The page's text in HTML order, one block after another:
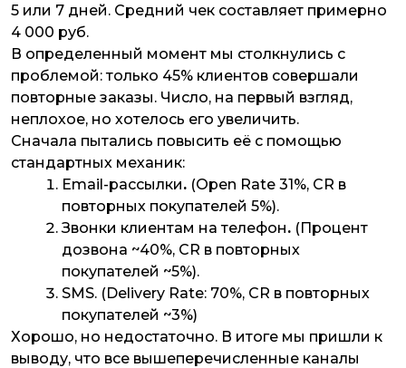
5 или 7 дней. Средний чек составляет примерно
4 000 руб.
В определенный момент мы столкнулись с
проблемой: только 45% клиентов совершали
повторные заказы. Число, на первый взгляд,
неплохое, но хотелось его увеличить.
Сначала пытались повысить её с помощью
стандартных механик:
Email-рассылки. (Open Rate 31%, CR в
повторных покупателей 5%).
Звонки клиентам на телефон. (Процент
дозвона ~40%, CR в повторных
покупателей ~5%).
SMS. (Delivery Rate: 70%, CR в повторных
покупателей ~3%)
Хорошо, но недостаточно. В итоге мы пришли к
выводу, что все вышеперечисленные каналы